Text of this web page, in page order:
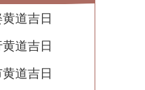
道吉日
道吉日
道吉日